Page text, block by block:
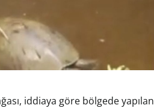
iddiaya göre bölgede yapılan